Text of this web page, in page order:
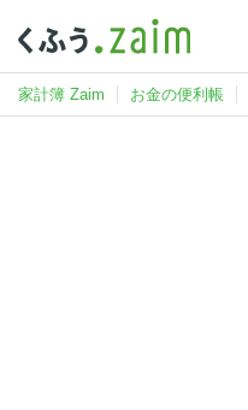
家計簿 Zaim お金の便利帳